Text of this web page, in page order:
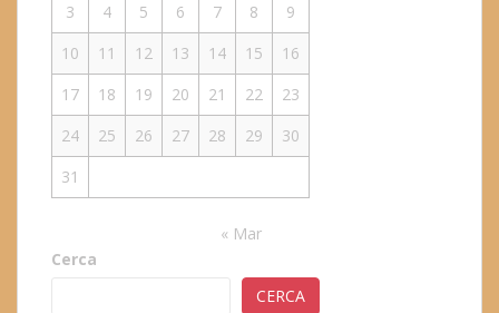
3
4 5 6 7 8
9
10
11 12 13 14 15
16
17
18 19 20 21 22
23
24
25 26 27 28 29
30
31
« Mar
Cerca
CERCA